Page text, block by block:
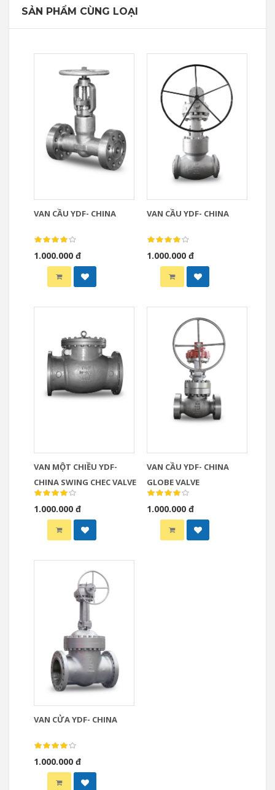
SẢN PHẨM CÙNG LOẠI
VAN CẦU YDF- CHINA
1.000.000 đ
VAN CẦU YDF- CHINA
1.000.000 đ
VAN MỘT CHIỀU YDF-
CHINA SWING CHEC VALVE
1.000.000 đ
VAN CẦU YDF- CHINA
GLOBE VALVE
1.000.000 đ
VAN CỬA YDF- CHINA
1.000.000 đ